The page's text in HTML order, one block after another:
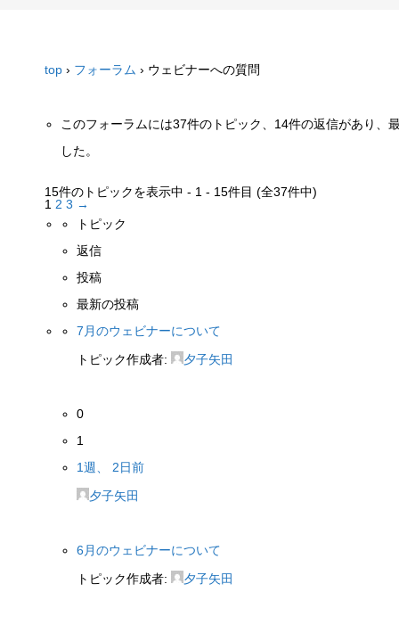
top › フォーラム › ウェビナーへの質問
このフォーラムには37件のトピック、14件の返信があり、
した。
15件のトピックを表示中 - 1 - 15件目 (全37件中)
1 2 3 →
トピック
返信
投稿
最新の投稿
7月のウェビナーについて
トピック作成者:
夕子矢田
0
1
1週、 2日前
夕子矢田
6月のウェビナーについて
トピック作成者:
夕子矢田